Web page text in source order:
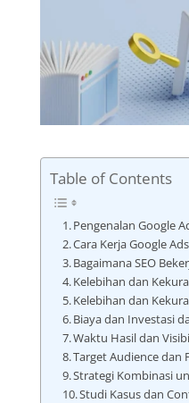
Table of Contents
Pengenalan Google
Cara Kerja Google Ads
Bagaimana SEO
Kelebihan dan
Kelebihan dan
Biaya dan Investasi
Waktu Hasil dan
Target Audience dan
Strategi Kombinasi
Studi Kasus dan